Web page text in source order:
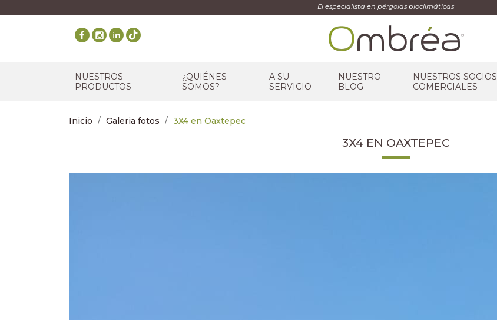
El especialista en pérgolas bioclimáticas
NUESTROS
PRODUCTOS
¿QUIÉNES
SOMOS?
A SU
SERVICIO
NUESTRO
BLOG
NUESTROS SOCIOS
COMERCIALES
Inicio Galeria fotos 3X4 en Oaxtepec
3X4 EN OAXTEPEC